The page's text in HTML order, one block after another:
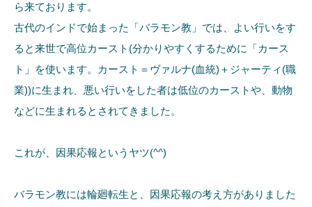
ら来ております。
古代のインドで始まった「バラモン教」では、よい行いをす
ると来世で高位カースト(分かりやすくするために「カース
ト」を使います。カースト＝ヴァルナ(血統)＋ジャーティ(職
業))に生まれ、悪い行いをした者は低位のカーストや、動物
などに生まれるとされてきました。
これが、因果応報というヤツ(^^)
バラモン教には輪廻転生と、因果応報の考え方がありました